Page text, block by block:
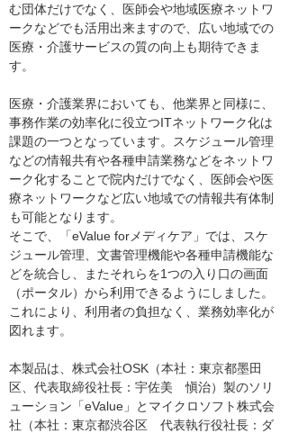
む団体だけでなく、医師会や地域医療ネットワ
ークなどでも活用出来ますので、広い地域での
医療・介護サービスの質の向上も期待できま
す。
医療・介護業界においても、他業界と同様に、
事務作業の効率化に役立つITネットワーク化は
課題の一つとなっています。スケジュール管理
などの情報共有や各種申請業務などをネットワ
ーク化することで院内だけでなく、医師会や医
療ネットワークなど広い地域での情報共有体制
も可能となります。
そこで、「eValue forメディケア」では、スケ
ジュール管理、文書管理機能や各種申請機能な
どを統合し、またそれらを1つの入り口の画面
（ポータル）から利用できるようにしました。
これにより、利用者の負担なく、業務効率化が
図れます。
本製品は、株式会社OSK（本社：東京都墨田
区、代表取締役社長：宇佐美 愼治）製のソリ
ューション「eValue」とマイクロソフト株式会
社（本社：東京都渋谷区 代表執行役社長：ダ